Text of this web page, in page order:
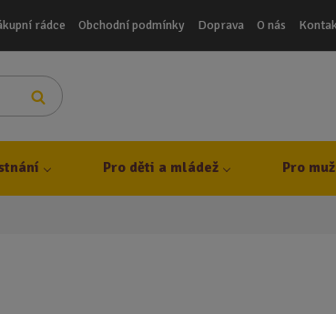
rádce Obchodní podmínky Doprava O nás
Vyhledat
Pro děti a mládež Pro